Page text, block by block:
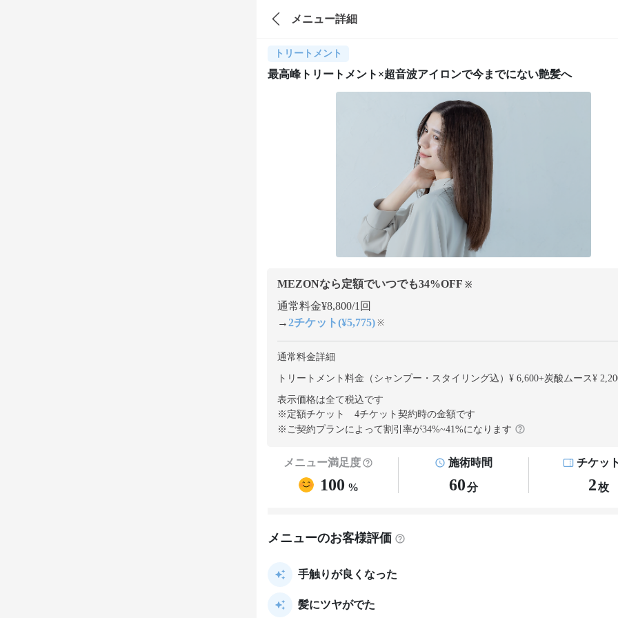
メニュー詳細
トリートメント
最高峰トリートメント×超音波アイロンで今までにない艶髪へ
MEZONなら定額でいつでも34%OFF ※
通常料金¥8,800/1回
→2チケット(¥5,775) ※
通常料金詳細
トリートメント料金（シャンプー・スタイリング込）¥ 6,600+炭酸ムース¥
表示価格は全て税込です
※定額チケット 4チケット契約時の金額です
※ご契約プランによって割引率が34%~41%になります
メニュー満足度
100 %
施術時間
60分
チケッ
2枚
メニューのお客様評価
手触りが良くなった
髪にツヤがでた